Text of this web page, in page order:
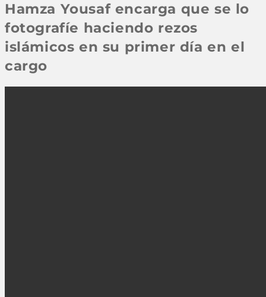
Hamza Yousaf encarga que se lo
fotografíe haciendo rezos
islámicos en su primer día en el
cargo